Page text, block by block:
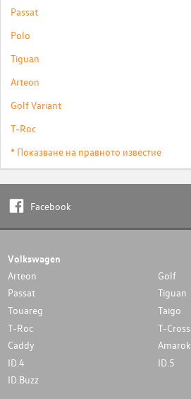
Passat
Polo
Tiguan
Arteon
Golf Variant
T-Roc
* Показване на правното известие
Facebook
Volkswagen
Arteon
Golf
Passat
Tiguan
Touareg
Taigo
T-Roc
T-Cross
Caddy
Amarok
ID.4
ID.5
ID.Buzz